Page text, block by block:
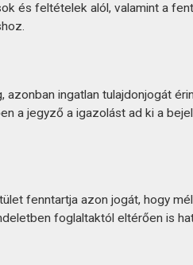
és feltételek alól, valamint a
ingatlan tulajdonjogát
a jegyző a igazolást ad ki a
fenntartja azon jogát, hogy
foglaltaktól eltérően is